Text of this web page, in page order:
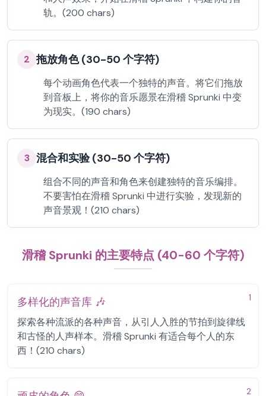
轨。(200 chars)
2 拖放角色 (30-50 个字符)
每个动画角色代表一个独特的声音。将它们拖放
到音板上，将你的音乐愿景在滑稽 Sprunki 中变
为现实。(190 chars)
3 混合和实验 (30-50 个字符)
组合不同的声音和角色来创建独特的音乐编排。
不要害怕在滑稽 Sprunki 中进行实验，发现新的
声音景观！(210 chars)
滑稽 Sprunki 的主要特点 (40-60 个字符)
1
多样化的声音库 🎶
探索各种流派的各种声音，从引人入胜的节拍到旋律线
和古怪的人声样本。滑稽 Sprunki 有适合每个人的东
西！(210 chars)
2